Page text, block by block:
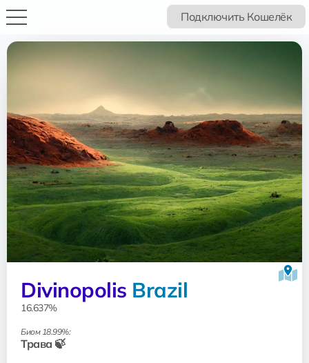
Подключить Кошелёк
Divinopolis Brazil
16.637%
Биом 18.99%:
Трава 🍃